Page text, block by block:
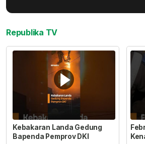
Republika TV
Kebakaran Landa Gedung
Bapenda Pemprov DKI